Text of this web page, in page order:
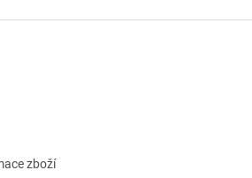
l
v
zboží